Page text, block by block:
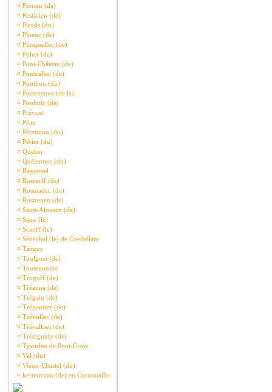
¤ Perrien (de)
¤ Pestivien (de)
¤ Plessis (du)
¤ Ploeuc (de)
¤ Plusquellec (de)
¤ Poher (de)
¤ Pont-Château (de)
¤ Pontcallec (de)
¤ Ponthou (du)
¤ Porteneuve (de la)
¤ Poulmic (de)
¤ Prévost
¤ Péan
¤ Pérennou (du)
¤ Périer (du)
¤ Quelen
¤ Quélennec (du)
¤ Raguenel
¤ Roscerff (de)
¤ Rosmadec (de)
¤ Rostrenen (de)
¤ Saint-Alouarn (de)
¤ Saux (le)
¤ Scauff (le)
¤ Sénéchal (le) de Coethélant
¤ Tanguy
¤ Toulgoet (de)
¤ Toutenoultre
¤ Trogoff (de)
¤ Tréanna (de)
¤ Trégain (de)
¤ Trégannez (de)
¤ Trémillec (de)
¤ Trévalloet (de)
¤ Tréziguidy (de)
¤ Tyvarlen de Pont-Croix
¤ Val (du)
¤ Vieux-Chastel (du)
¤ kermorvan (de) en Cornouaille